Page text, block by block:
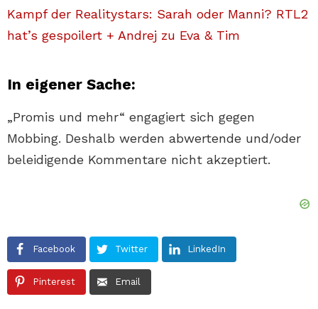
Kampf der Realitystars: Sarah oder Manni? RTL2
hat’s gespoilert + Andrej zu Eva & Tim
In eigener Sache:
„Promis und mehr“ engagiert sich gegen
Mobbing. Deshalb werden abwertende und/oder
beleidigende Kommentare nicht akzeptiert.
Facebook Twitter LinkedIn
Pinterest Email